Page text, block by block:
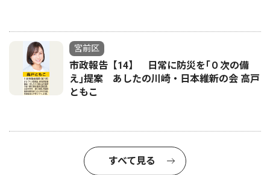
宮前区
市政報告【14】 日常に防災を｢０次の備
え｣提案 あしたの川崎・日本維新の会 高戸
ともこ
すべて見る